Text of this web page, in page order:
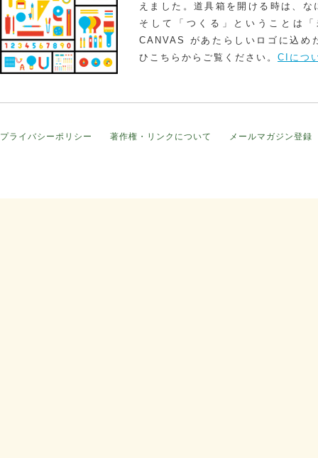
えました。道具箱を開ける時は、
そして「つくる」ということは
CANVAS があたらしいロゴに込め
ひこちらからご覧ください。 CIにつ
プライバシーポリシー 著作権・リンクについて メールマガジン登録